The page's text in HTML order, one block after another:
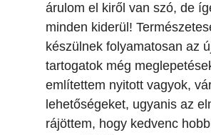
árulom el kiről van szó, de
minden kiderül!
készülnek folyamatosan az
tartogatok még
említettem nyitott vagyok,
lehetőségeket, ugyanis az
rájöttem, hogy kedvenc